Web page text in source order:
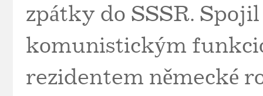
zpátky do SSSR.
komunistickým
rezidentem německé